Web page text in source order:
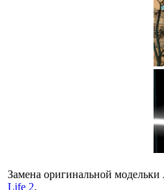
Замена оригинальной
Life 2.